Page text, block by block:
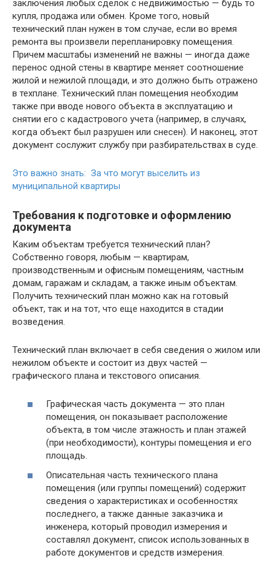
заключения любых сделок с недвижимостью — будь то
купля, продажа или обмен. Кроме того, новый
технический план нужен в том случае, если во время
ремонта вы произвели перепланировку помещения.
Причем масштабы изменений не важны — иногда даже
перенос одной стены в квартире меняет соотношение
жилой и нежилой площади, и это должно быть отражено
в техплане. Технический план помещения необходим
также при вводе нового объекта в эксплуатацию и
снятии его с кадастрового учета (например, в случаях,
когда объект был разрушен или снесен). И наконец, этот
документ сослужит службу при разбирательствах в суде.
Это важно знать: За что могут выселить из
муниципальной квартиры
Требования к подготовке и оформлению
документа
Каким объектам требуется технический план?
Собственно говоря, любым — квартирам,
производственным и офисным помещениям, частным
домам, гаражам и складам, а также иным объектам.
Получить технический план можно как на готовый
объект, так и на тот, что еще находится в стадии
возведения.
Технический план включает в себя сведения о жилом или
нежилом объекте и состоит из двух частей —
графического плана и текстового описания.
Графическая часть документа — это план
помещения, он показывает расположение
объекта, в том числе этажность и план этажей
(при необходимости), контуры помещения и его
площадь.
Описательная часть технического плана
помещения (или группы помещений) содержит
сведения о характеристиках и особенностях
последнего, а также данные заказчика и
инженера, который проводил измерения и
составлял документ, список использованных в
работе документов и средств измерения.